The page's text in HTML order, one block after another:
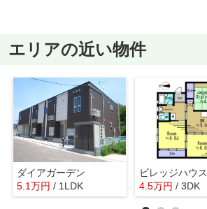
エリアの近い物件
ダイアガーデン
5.1万円 / 1LDK
4.5万円 / 3DK